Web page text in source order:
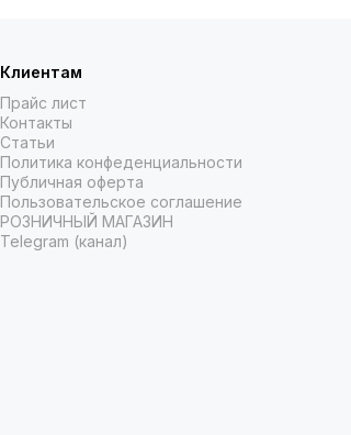
Клиентам
Прайс лист
Контакты
Статьи
Политика конфеденциальности
Публичная оферта
Пользовательское соглашение
РОЗНИЧНЫЙ МАГАЗИН
Telegram (канал)